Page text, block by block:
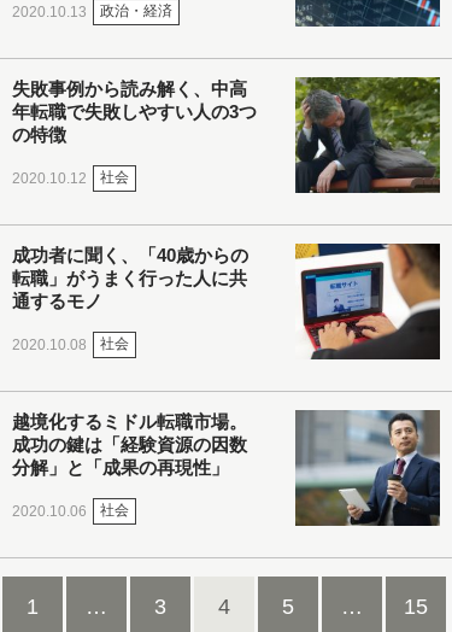
2020.10.13 政治・経済
失敗事例から読み解く、中高
年転職で失敗しやすい人の3つ
の特徴
2020.10.12 社会
成功者に聞く、「40歳からの
転職」がうまく行った人に共
通するモノ
2020.10.08 社会
越境化するミドル転職市場。
成功の鍵は「経験資源の因数
分解」と「成果の再現性」
2020.10.06 社会
1 … 3 4 5 … 15